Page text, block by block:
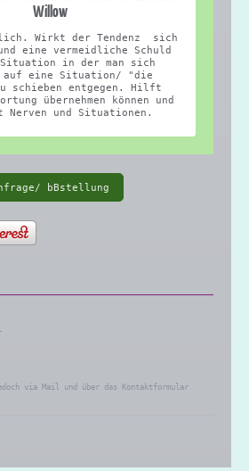
Willow
Wirkt der Tendenz sich
eine vermeidliche Schuld
in der man sich
auf eine Situation/ "die
schieben entgegen. Hilft
übernehmen können und
Nerven und Situationen.
bBstellung
via Mail und über das Kontaktformular